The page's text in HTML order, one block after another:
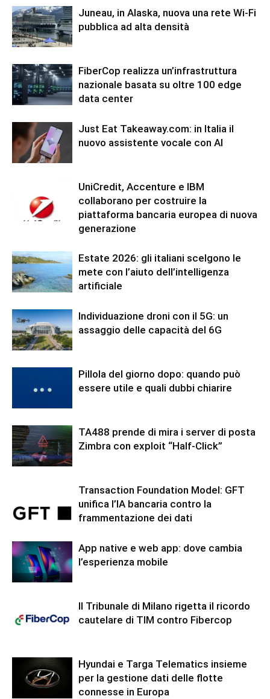
Juneau, in Alaska, nuova una rete Wi-Fi
pubblica ad alta densità
FiberCop realizza un’infrastruttura
nazionale basata su oltre 100 edge
data center
Just Eat Takeaway.com: in Italia il
nuovo assistente vocale con AI
UniCredit, Accenture e IBM
collaborano per costruire la
piattaforma bancaria europea di nuova
generazione
Estate 2026: gli italiani scelgono le
mete con l’aiuto dell’intelligenza
artificiale
Individuazione droni con il 5G: un
assaggio delle capacità del 6G
Pillola del giorno dopo: quando può
essere utile e quali dubbi chiarire
TA488 prende di mira i server di posta
Zimbra con exploit “Half-Click”
Transaction Foundation Model: GFT
unifica l’IA bancaria contro la
frammentazione dei dati
App native e web app: dove cambia
l’esperienza mobile
Il Tribunale di Milano rigetta il ricordo
cautelare di TIM contro Fibercop
Hyundai e Targa Telematics insieme
per la gestione dati delle flotte
connesse in Europa